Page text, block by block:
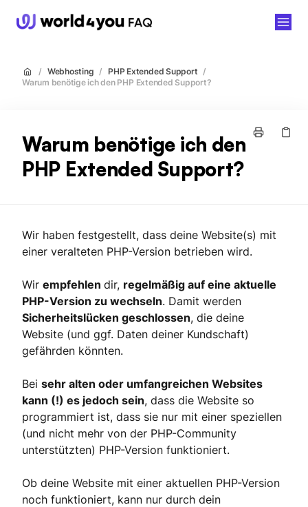
/ Webhosting / PHP Extended Support /
Warum benötige ich den PHP Extended Support?
Warum benötige ich den
PHP Extended Support?
Wir haben festgestellt, dass deine Website(s) mit
einer veralteten PHP-Version betrieben wird.
Wir empfehlen dir, regelmäßig auf eine aktuelle
PHP-Version zu wechseln. Damit werden
Sicherheitslücken geschlossen, die deine
Website (und ggf. Daten deiner Kundschaft)
gefährden könnten.
Bei sehr alten oder umfangreichen Websites
kann (!) es jedoch sein, dass die Website so
programmiert ist, dass sie nur mit einer speziellen
(und nicht mehr von der PHP-Community
unterstützten) PHP-Version funktioniert.
Ob deine Website mit einer aktuellen PHP-Version
noch funktioniert, kann nur durch dein